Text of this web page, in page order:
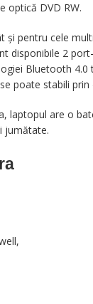
optică DVD RW.
și pentru cele
disponibile 2
Bluetooth 4.0
poate stabili prin
laptopul are o
jumătate.